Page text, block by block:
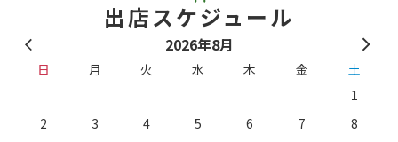
出店スケジュール
2026年8月
日 月 火 水 木 金
土
1
2
3 4 5 6 7
8